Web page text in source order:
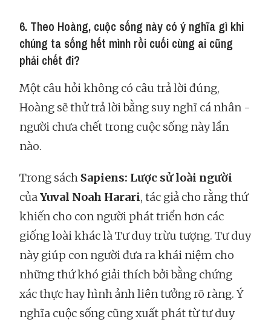
6. Theo Hoàng, cuộc sống này có ý nghĩa gì khi
chúng ta sống hết mình rồi cuối cùng ai cũng
phải chết đi?
Một câu hỏi không có câu trả lời đúng,
Hoàng sẽ thử trả lời bằng suy nghĩ cá nhân -
người chưa chết trong cuộc sống này lần
nào.
Trong sách Sapiens: Lược sử loài người
củaYuval Noah Harari, tác giả cho rằng thứ
khiến cho con người phát triển hơn các
giống loài khác là Tư duy trừu tượng. Tư duy
này giúp con người đưa ra khái niệm cho
những thứ khó giải thích bởi bằng chứng
xác thực hay hình ảnh liên tưởng rõ ràng. Ý
nghĩa cuộc sống cũng xuất phát từ tư duy